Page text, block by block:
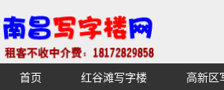
【不收中介费】南昌写字楼出租租
首页 红谷滩写字楼 高新区